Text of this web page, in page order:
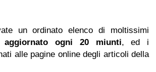
un ordinato elenco di moltissimi
aggiornato ogni 20 miunti, ed i
alle pagine online degli articoli della